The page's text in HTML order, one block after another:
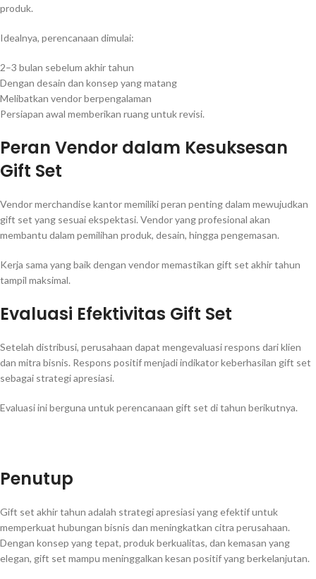
produk.
Idealnya, perencanaan dimulai:
2–3 bulan sebelum akhir tahun
Dengan desain dan konsep yang matang
Melibatkan vendor berpengalaman
Persiapan awal memberikan ruang untuk revisi.
Peran Vendor dalam Kesuksesan
Gift Set
Vendor merchandise kantor memiliki peran penting dalam mewujudkan
gift set yang sesuai ekspektasi. Vendor yang profesional akan
membantu dalam pemilihan produk, desain, hingga pengemasan.
Kerja sama yang baik dengan vendor memastikan gift set akhir tahun
tampil maksimal.
Evaluasi Efektivitas Gift Set
Setelah distribusi, perusahaan dapat mengevaluasi respons dari klien
dan mitra bisnis. Respons positif menjadi indikator keberhasilan gift set
sebagai strategi apresiasi.
Evaluasi ini berguna untuk perencanaan gift set di tahun berikutnya.
Penutup
Gift set akhir tahun adalah strategi apresiasi yang efektif untuk
memperkuat hubungan bisnis dan meningkatkan citra perusahaan.
Dengan konsep yang tepat, produk berkualitas, dan kemasan yang
elegan, gift set mampu meninggalkan kesan positif yang berkelanjutan.